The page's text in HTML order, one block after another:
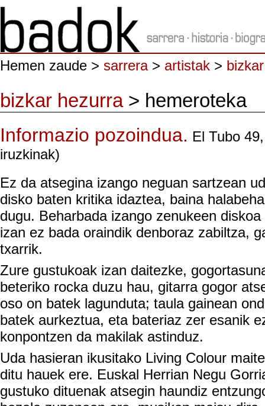
Hemen zaude > sarrera> artistak >
bizkar hezurra> hemeroteka
Informazio pozoindua. El Tubo
iruzkinak)
Ez da atsegina izango neguan sartzean
disko baten kritika idaztea, baina
dugu. Beharbada izango zenukeen
izan ez bada oraindik denboraz zabiltza,
txarrik.
Zure gustukoak izan daitezke,
beteriko rocka duzu hau, gitarra gogor
oso on batek lagunduta; taula gainean
batek aurkeztua, eta bateriaz zer esanik
konpontzen da makilak astinduz.
Uda hasieran ikusitako Living Colour
ditu hauek ere. Euskal Herrian Negu
gustuko dituenak atsegin haundiz